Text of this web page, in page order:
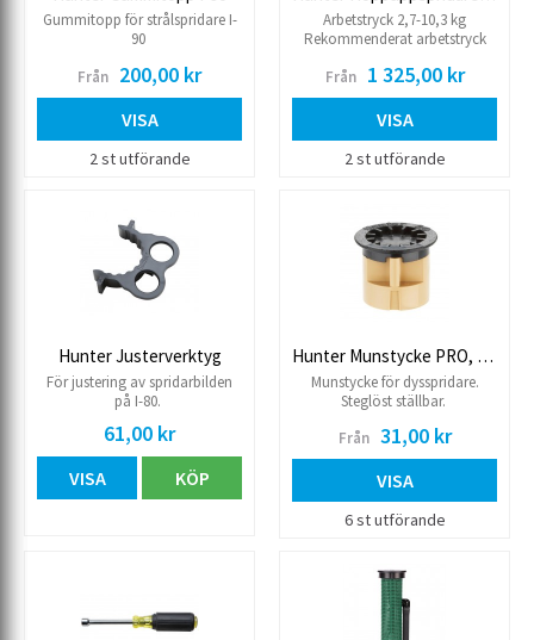
Gummitopp för strålspridare I-
90
Från 200,00 kr
VISA
2 st utförande
Arbetstryck 2,7-10,3 kg
Rekommenderat arbetstryck
stora samt 8 st små munstycke.
Flöde (art 652) 115,5-315,3
l/min. Flöde (art 651) 111,7-
22,3-31,4 m Radie (art 651) 20,1-
Från 1 325,00 kr
VISA
2 st utförande
Hunter Justerverktyg
För justering av spridarbilden
på I-80.
61,00 kr
VISA KÖP
Hunter Munstycke PRO, kort radie
Munstycke för dysspridare.
Steglöst ställbar.
Från 31,00 kr
VISA
6 st utförande